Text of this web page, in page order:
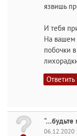
язвишь
И тебя
На вашем
побочки
Ответить
06.12.2020